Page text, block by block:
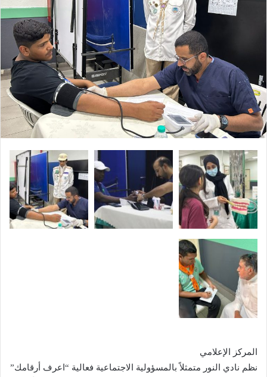
المركز الإعلامي
نظم نادي النور متمثلاً بالمسؤولية الاجتماعية فعالية “اعرف أرقامك”